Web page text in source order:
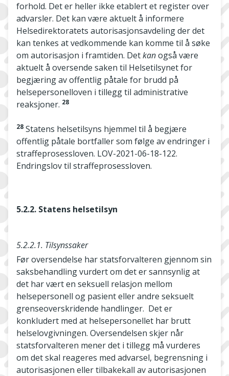
forhold. Det er heller ikke etablert et register over
advarsler. Det kan være aktuelt å informere
Helsedirektoratets autorisasjonsavdeling der det
kan tenkes at vedkommende kan komme til å søke
om autorisasjon i framtiden. Detkanogså være
aktuelt å oversende saken til Helsetilsynet for
begjæring av offentlig påtale for brudd på
helsepersonelloven i tillegg til administrative
reaksjoner. 28
28 Statens helsetilsyns hjemmel til å begjære
offentlig påtale bortfaller som følge av endringer i
straffeprosessloven. LOV-2021-06-18-122.
Endringslov til straffeprosessloven.
5.2.2. Statens helsetilsyn
5.2.2.1. Tilsynssaker
Før oversendelse har statsforvalteren gjennom sin
saksbehandling vurdert om det er sannsynlig at
det har vært en seksuell relasjon mellom
helsepersonell og pasient eller andre seksuelt
grenseoverskridende handlinger. Det er
konkludert med at helsepersonellet har brutt
helselovgivningen. Oversendelsen skjer når
statsforvalteren mener det i tillegg må vurderes
om det skal reageres med advarsel, begrensning i
autorisasjonen eller tilbakekall av autorisasjonen